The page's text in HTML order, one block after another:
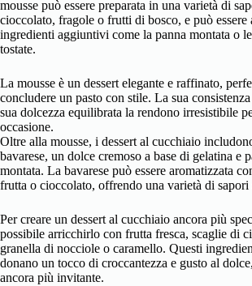
mousse può essere preparata in una varietà di
cioccolato, fragole o frutti di bosco, e può essere
ingredienti aggiuntivi come la panna montata o
tostate.
La mousse è un dessert elegante e raffinato,
concludere un pasto con stile. La sua
sua dolcezza equilibrata la rendono irresistibile
occasione.
Oltre alla mousse, i dessert al cucchiaio
bavarese, un dolce cremoso a base di gelatina e
montata. La bavarese può essere aromatizzata
frutta o cioccolato, offrendo una varietà di sapori
Per creare un dessert al cucchiaio ancora più
possibile arricchirlo con frutta fresca, scaglie di
granella di nocciole o caramello. Questi
donano un tocco di croccantezza e gusto al
ancora più invitante.